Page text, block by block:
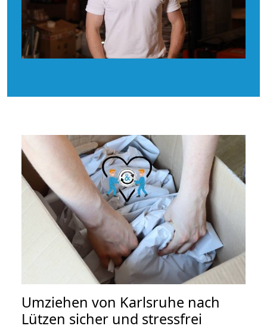
Umziehen von Karlsruhe nach
Lützen sicher und stressfrei